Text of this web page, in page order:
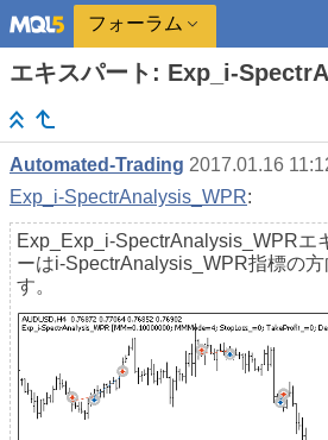
フォーラム
エキスパート: Exp_i-
Automated-Trading 2017.01.16
Exp_i-SpectrAnalysis_WPR:
Exp_Exp_i-SpectrAnalysis_WPRエ
ーはi-SpectrAnalysis_WPR指標の
す。